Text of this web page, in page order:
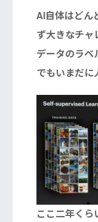
AI自体はどん
ず大きなチャ
データのラ
でもいまだに
ここ二年くら